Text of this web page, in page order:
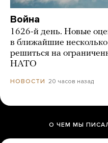
Война
1626-й день. Новые
в ближайшие
решиться на
НАТО
НОВОСТИ 20 часов назад
О ЧЕМ МЫ